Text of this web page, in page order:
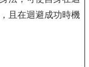
且在迴避成功時機